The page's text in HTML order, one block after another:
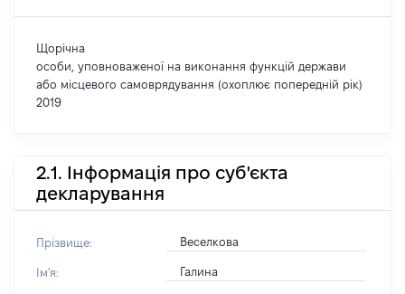
Щорічна
особи, уповноваженої на виконання функцій держави
або місцевого самоврядування (охоплює попередній рік)
2019
2.1. Інформація про суб'єкта
декларування
Прізвище: Веселкова
Ім'я: Галина